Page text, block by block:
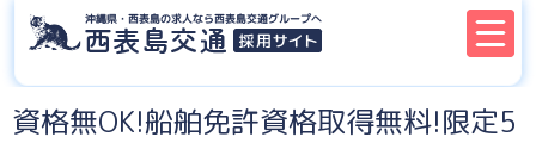
資格無OK!船舶免許資格取得無料!限定5